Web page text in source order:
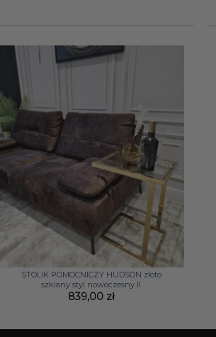
do
STOLIK POMOCNICZY HUDSON złoto
szklany styl nowoczesny II
839,00 zł